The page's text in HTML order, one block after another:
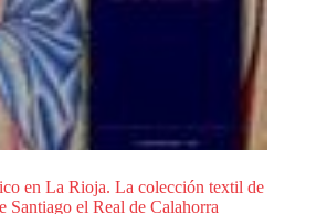
en La Rioja. La colección textil de
Santiago el Real de Calahorra